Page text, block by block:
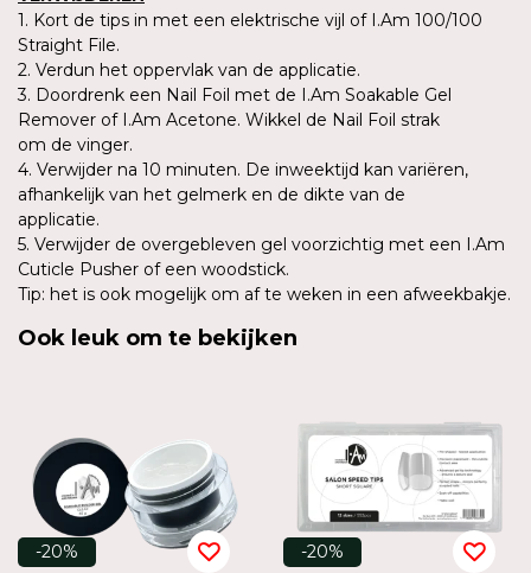
1. Kort de tips in met een elektrische vijl of I.Am 100/100
Straight File.
2. Verdun het oppervlak van de applicatie.
3. Doordrenk een Nail Foil met de I.Am Soakable Gel
Remover of I.Am Acetone. Wikkel de Nail Foil strak
om de vinger.
4. Verwijder na 10 minuten. De inweektijd kan variëren,
afhankelijk van het gelmerk en de dikte van de
applicatie.
5. Verwijder de overgebleven gel voorzichtig met een I.Am
Cuticle Pusher of een woodstick.
Tip: het is ook mogelijk om af te weken in een afweekbakje.
Ook leuk om te bekijken
-20% -20%